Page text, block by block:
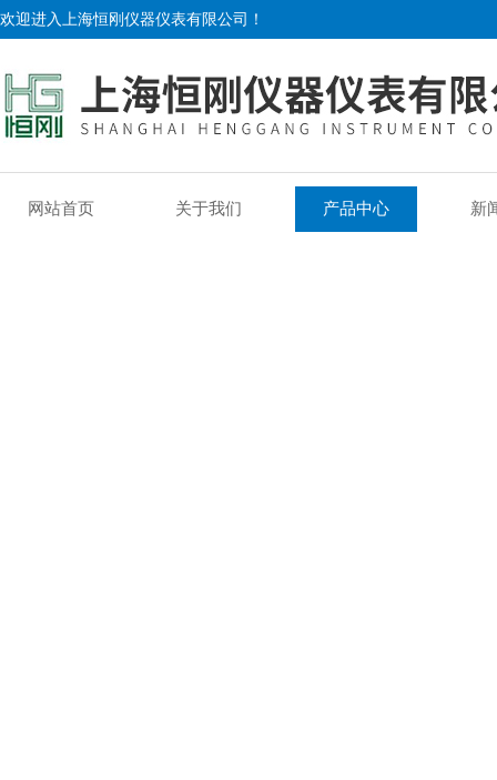
欢迎进入上海恒刚仪器仪表有限公司！
网站首页 关于我们 产品中心 新